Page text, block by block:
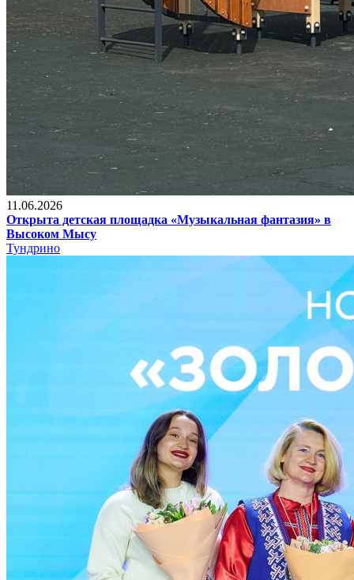
11.06.2026
Открыта детская площадка «Музыкальная фантазия» в
Высоком Мысу
Тундрино